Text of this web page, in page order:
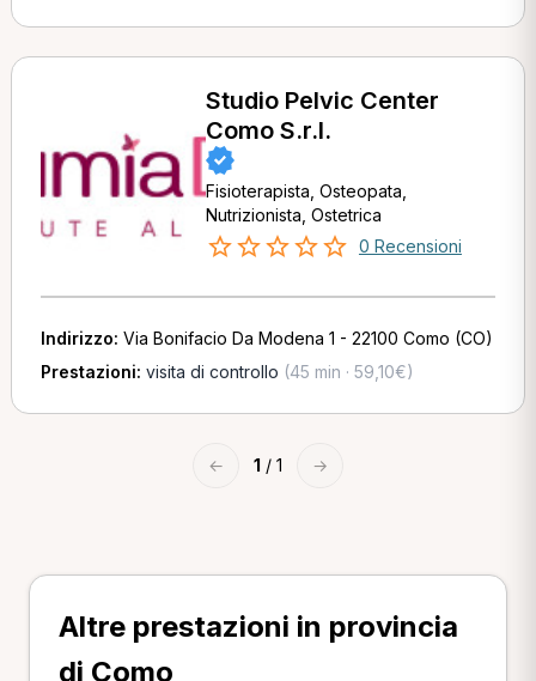
Studio Pelvic Center
Como S.r.l.
Fisioterapista, Osteopata,
Nutrizionista, Ostetrica
0 Recensioni
Indirizzo: Via Bonifacio Da Modena 1 - 22100 Como (CO)
Prestazioni: visita di controllo (45 min · 59,10€)
← 1 / 1 →
Altre prestazioni in provincia
di Como